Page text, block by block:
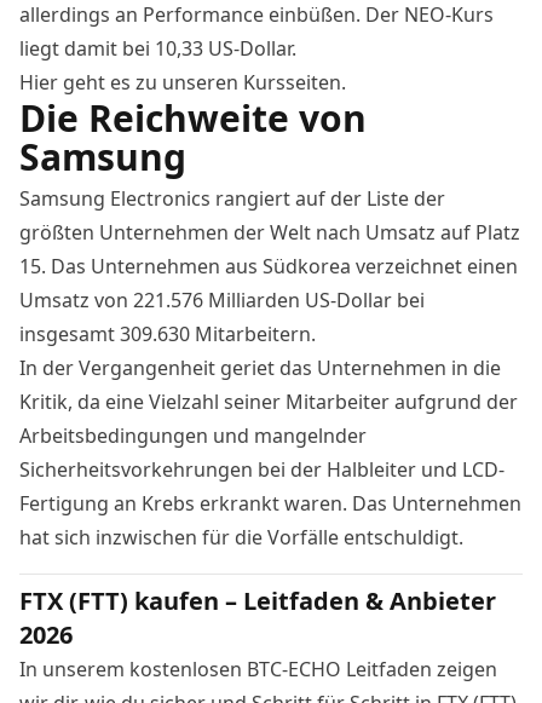
allerdings an Performance einbüßen. Der NEO-Kurs
liegt damit bei 10,33 US-Dollar.
Hier geht es zu unseren Kursseiten.
Die Reichweite von
Samsung
Samsung Electronics rangiert auf der Liste der
größten Unternehmen der Welt nach Umsatz auf Platz
15. Das Unternehmen aus Südkorea verzeichnet einen
Umsatz von 221.576 Milliarden US-Dollar bei
insgesamt 309.630 Mitarbeitern.
In der Vergangenheit geriet das Unternehmen in die
Kritik, da eine Vielzahl seiner Mitarbeiter aufgrund der
Arbeitsbedingungen und mangelnder
Sicherheitsvorkehrungen bei der Halbleiter und LCD-
Fertigung an Krebs erkrankt waren. Das Unternehmen
hat sich inzwischen für die Vorfälle entschuldigt.
FTX (FTT) kaufen – Leitfaden & Anbieter
2026
In unserem kostenlosen BTC-ECHO Leitfaden zeigen